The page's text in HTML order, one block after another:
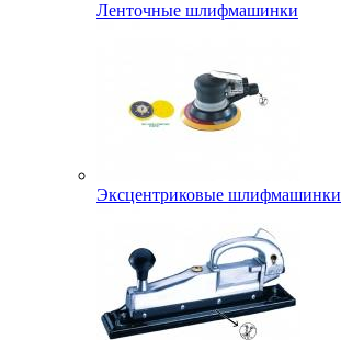
Ленточные шлифмашинки
Эксцентриковые шлифмашинки